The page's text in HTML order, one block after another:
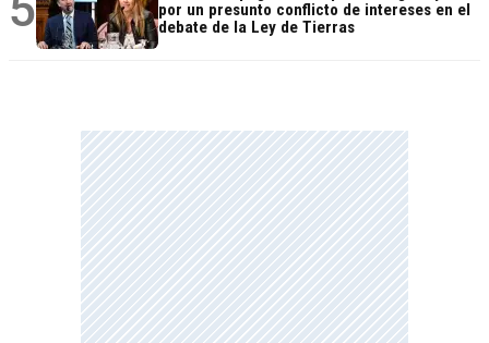
por un presunto conflicto de intereses en el
debate de la Ley de Tierras